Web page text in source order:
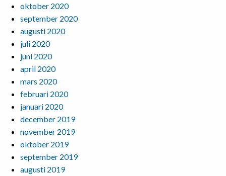
oktober 2020
september 2020
augusti 2020
juli 2020
juni 2020
april 2020
mars 2020
februari 2020
januari 2020
december 2019
november 2019
oktober 2019
september 2019
augusti 2019